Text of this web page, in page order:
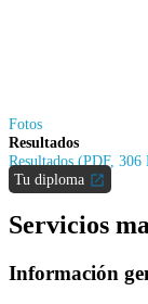
Fotos
Resultados
Resultados (PDF, 306
Tu diploma
Servicios
Información